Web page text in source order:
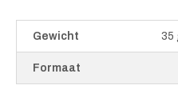
Gewicht 35
Formaat